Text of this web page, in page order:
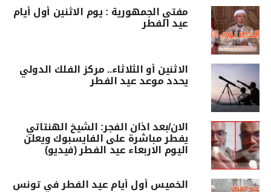
مفتي الجمهورية : يوم الاثنين أول أيام
عيد الفطر
الاثنين أو الثلاثاء.. مركز الفلك الدولي
يحدد موعد عيد الفطر
الان/بعد اذان الفجر: الشيخ الهنتاتي
يفطر مباشرة على الفايسبوك ويعلن
اليوم الاربعاء عيد الفطر (فيديو)
الخميس أول أيام عيد الفطر في تونس